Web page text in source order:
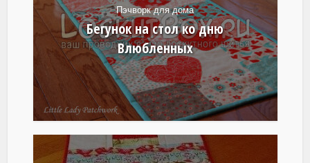
Пэчворк для дома
Бегунок на стол ко дню
Влюбленных